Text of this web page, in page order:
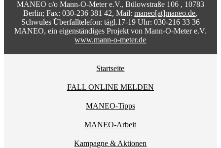
MANEO c/o Mann-O-Meter e.V., Bülowstraße 106 , 10783
Berlin; Fax: 030-236 381 42, Mail:maneo[at]maneo.de,
Schwules Überfalltelefon: tägl.17-19 Uhr: 030-216 33 36
MANEO, ein eigenständiges Projekt von Mann-O-Meter e.V.
www.mann-o-meter.de
Startseite
FALL ONLINE MELDEN
MANEO-Tipps
MANEO-Arbeit
Kampagne & Aktionen